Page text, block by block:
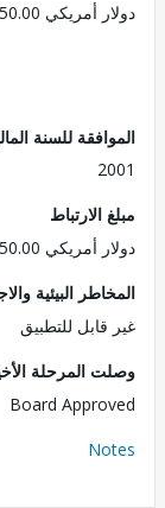
150.00 مليون
للسنة المالية3
150.00 مليون
البيئية والاجتماعية
للتطبيق
المرحلة الأخيرة
Board